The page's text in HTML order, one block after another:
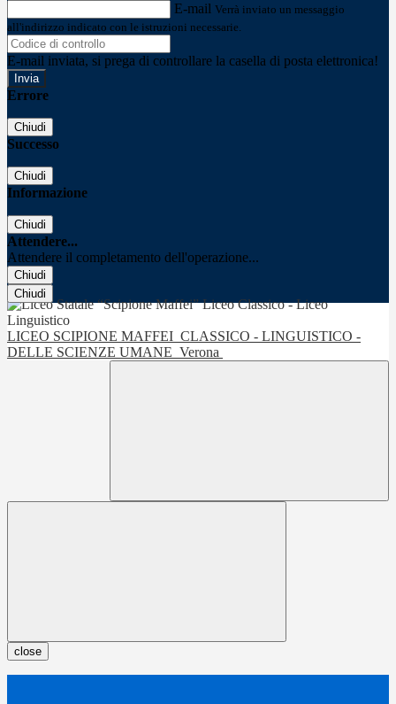
E-mail Verrà inviato un messaggio
all'indirizzo indicato con le istruzioni necessarie.
E-mail inviata, si prega di controllare la casella di posta elettronica!
Errore
Chiudi
Successo
Chiudi
Informazione
Chiudi
Attendere...
Attendere il completamento dell'operazione...
Chiudi
Chiudi
LICEO SCIPIONE MAFFEI CLASSICO - LINGUISTICO -
DELLE SCIENZE UMANE Verona
close